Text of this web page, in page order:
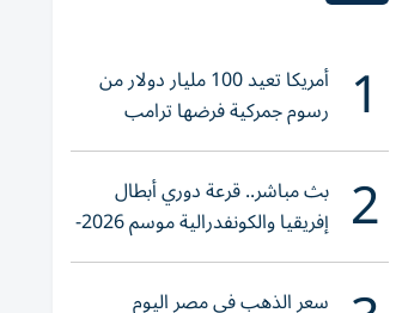
1 أمريكا تعيد 100 مليار دولار من
رسوم جمركية فرضها ترامب
2 بث مباشر.. قرعة دوري أبطال
إفريقيا والكونفدرالية موسم 2026-
2027
سعر الذهب في مصر اليوم